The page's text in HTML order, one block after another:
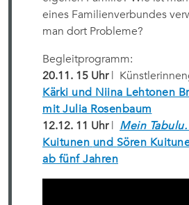
eines Familienverbundes
man dort Probleme?
Begleitprogramm:
20.11. 15 Uhr|
Kärki und Niina Lehtonen
mit Julia Rosenbaum
12.12. 11 Uhr| Mein Tabulu.
Kuitunen und Sören
ab fünf Jahren